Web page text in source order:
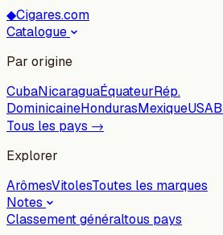
◆Cigares.com
Catalogue
Par origine
CubaNicaraguaÉquateurRép.
DominicaineHondurasMexiqueUSA
Tous les pays →
Explorer
ArômesVitolesToutes les marques
Notes
Classement généraltous pays